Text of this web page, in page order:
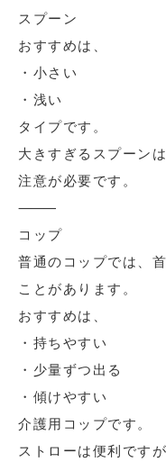
スプーン
おすすめは、
・小さい
・浅い
タイプです。
大きすぎるスプーン
注意が必要です。
⸻
コップ
普通のコップでは、
ことがあります。
おすすめは、
・持ちやすい
・少量ずつ出る
・傾けやすい
介護用コップです。
ストローは便利です